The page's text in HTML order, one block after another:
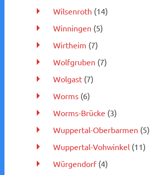
Wilsenroth (14)
Winningen (5)
Wirtheim (7)
Wolfgruben (7)
Wolgast(7)
Worms(6)
Worms-Brücke (3)
Wuppertal-Oberbarmen (5)
Wuppertal-Vohwinkel(11)
Würgendorf(4)